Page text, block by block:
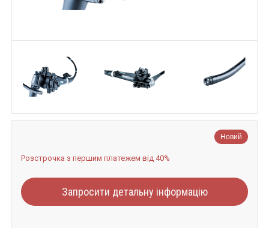
Новий
Розстрочка з першим платежем від 40%
Запросити детальну інформацію